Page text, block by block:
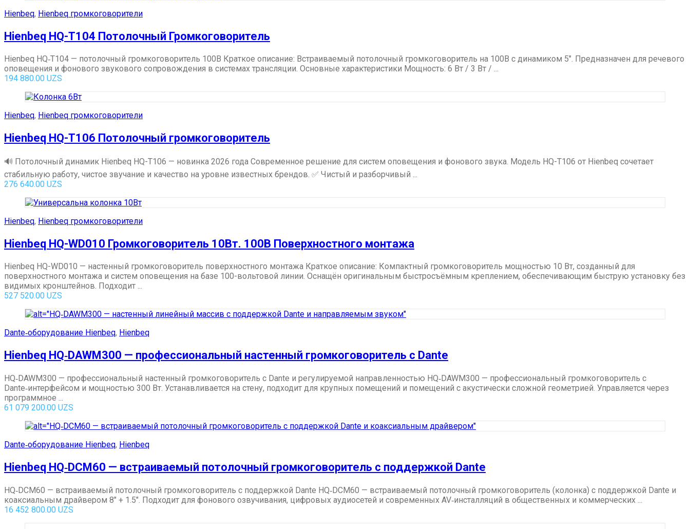
Hienbeq, Hienbeq громкоговорители
Hienbeq HQ-T104 Потолочный Громкоговоритель
Hienbeq HQ‑T104 — потолочный громкоговоритель 100В Краткое описание: Встраиваемый потолочный громкоговоритель на 100В с динамиком 5″. Предназначен для речевого
оповещения и фонового звукового сопровождения в системах трансляции. Основные характеристики Мощность: 6 Вт / 3 Вт / ...
194 880.00 UZS
Hienbeq, Hienbeq громкоговорители
Hienbeq HQ-T106 Потолочный громкоговоритель
🔊 Потолочный динамик Hienbeq HQ-T106 — новинка 2026 года Современное решение для систем оповещения и фонового звука. Модель HQ-T106 от Hienbeq сочетает
стабильную работу, чистое звучание и качество на уровне известных брендов. ✅ Чистый и разборчивый ...
276 640.00 UZS
Hienbeq, Hienbeq громкоговорители
Hienbeq HQ-WD010 Громкоговоритель 10Вт. 100В Поверхностного монтажа
Hienbeq HQ-WD010 — настенный громкоговоритель поверхностного монтажа Краткое описание: Компактный громкоговоритель мощностью 10 Вт, созданный для
поверхностного монтажа и систем оповещения на базе 100-вольтовой линии. Оснащён оригинальным быстросъёмным креплением, обеспечивающим быструю установку без
видимых кронштейнов. Подходит ...
527 520.00 UZS
Dante‑оборудование Hienbeq, Hienbeq
Hienbeq HQ‑DAWM300 — профессиональный настенный громкоговоритель с Dante
HQ‑DAWM300 — профессиональный настенный громкоговоритель с Dante и регулируемой направленностью HQ‑DAWM300 — профессиональный громкоговоритель с
Dante‑интерфейсом и мощностью 300 Вт. Устанавливается на стену, подходит для крупных помещений и помещений с акустически сложной геометрией. Управляется через
программное ...
61 079 200.00 UZS
Dante‑оборудование Hienbeq, Hienbeq
Hienbeq HQ‑DCM60 — встраиваемый потолочный громкоговоритель с поддержкой Dante
HQ‑DCM60 — встраиваемый потолочный громкоговоритель с поддержкой Dante HQ‑DCM60 — встраиваемый потолочный громкоговоритель (колонка) с поддержкой Dante и
коаксиальным драйвером 8″ + 1.5″. Подходит для фонового озвучивания, цифровых аудиосетей и современных AV‑инсталляций в общественных и коммерческих ...
16 452 800.00 UZS